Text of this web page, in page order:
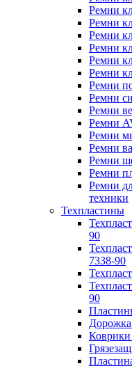
Ремни
Ремни
Ремни
Ремни
Ремни
Ремни
Ремни
Ремни
Ремни
Ремни
Ремни
Ремни
Ремни
Ремни
Ремни
техники
Техпластины
90
7338-90
90
Дорожка
Коврики